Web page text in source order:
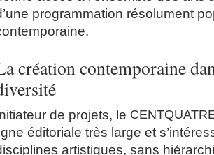
programmation résolument
création contemporaine
de projets, le
éditoriale très large et
artistiques, sans